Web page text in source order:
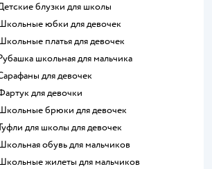
Детские блузки для школы
Школьные юбки для девочек
Школьные платья для девочек
Рубашка школьная для мальчика
Сарафаны для девочек
Фартук для девочки
Школьные брюки для девочек
Туфли для школы для девочек
Школьная обувь для мальчиков
Школьные жилеты для мальчиков